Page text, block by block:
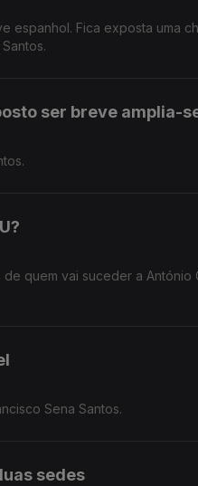
espanhol. Fica exposta uma
ser breve amplia-
quem vai suceder a António
Sena Santos.
sedes